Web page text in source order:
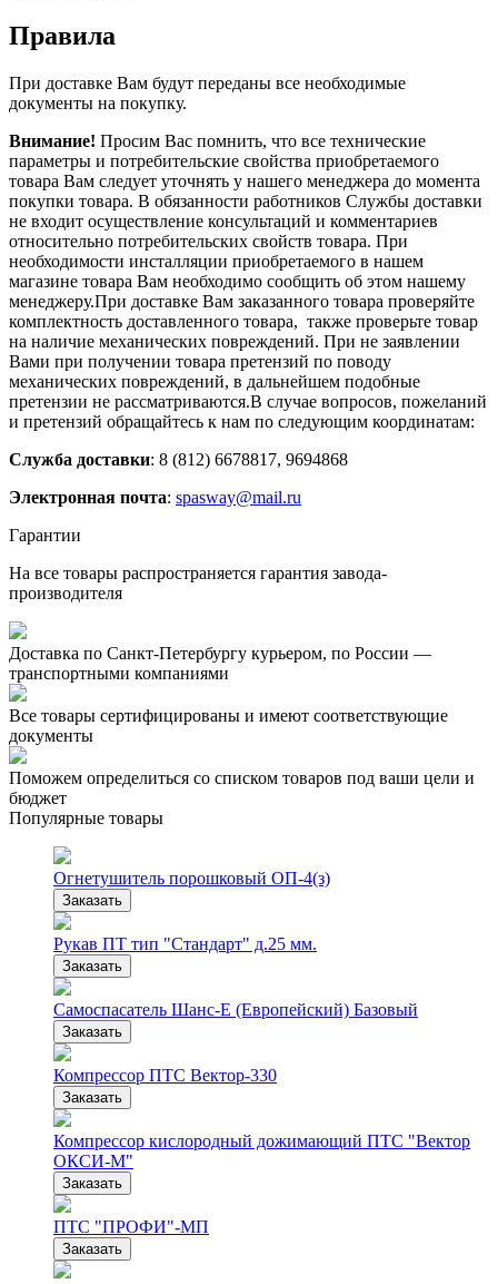
Правила
При доставке Вам будут переданы все необходимые
документы на покупку.
Внимание! Просим Вас помнить, что все технические
параметры и потребительские свойства приобретаемого
товара Вам следует уточнять у нашего менеджера до момента
покупки товара. В обязанности работников Службы доставки
не входит осуществление консультаций и комментариев
относительно потребительских свойств товара. При
необходимости инсталляции приобретаемого в нашем
магазине товара Вам необходимо сообщить об этом нашему
менеджеру.При доставке Вам заказанного товара проверяйте
комплектность доставленного товара, также проверьте товар
на наличие механических повреждений. При не заявлении
Вами при получении товара претензий по поводу
механических повреждений, в дальнейшем подобные
претензии не рассматриваются.В случае вопросов, пожеланий
и претензий обращайтесь к нам по следующим координатам:
Служба доставки: 8 (812) 6678817, 9694868
Электронная почта: spasway@mail.ru
Гарантии
На все товары распространяется гарантия завода-
производителя
Доставка по Санкт-Петербургу курьером, по России —
транспортными компаниями
Все товары сертифицированы и имеют соответствующие
документы
Поможем определиться со списком товаров под ваши цели и
бюджет
Популярные товары
Огнетушитель порошковый ОП-4(з)
Заказать
Рукав ПТ тип "Стандарт" д.25 мм.
Заказать
Самоспасатель Шанс-Е (Европейский) Базовый
Заказать
Компрессор ПТС Вектор-330
Заказать
Компрессор кислородный дожимающий ПТС "Вектор
ОКСИ-М"
Заказать
ПТС "ПРОФИ"-МП
Заказать